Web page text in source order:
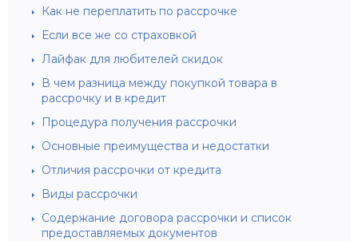
Как не переплатить по рассрочке
Если все же со страховкой
Лайфак для любителей скидок
В чем разница между покупкой товара в
рассрочку и в кредит
Процедура получения рассрочки
Основные преимущества и недостатки
Отличия рассрочки от кредита
Виды рассрочки
Содержание договора рассрочки и список
предоставляемых документов